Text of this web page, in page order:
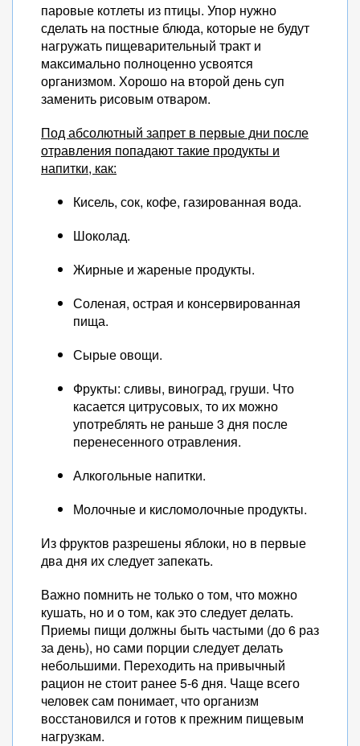
паровые котлеты из птицы. Упор нужно
сделать на постные блюда, которые не будут
нагружать пищеварительный тракт и
максимально полноценно усвоятся
организмом. Хорошо на второй день суп
заменить рисовым отваром.
Под абсолютный запрет в первые дни после
отравления попадают такие продукты и
напитки, как:
Кисель, сок, кофе, газированная вода.
Шоколад.
Жирные и жареные продукты.
Соленая, острая и консервированная
пища.
Сырые овощи.
Фрукты: сливы, виноград, груши. Что
касается цитрусовых, то их можно
употреблять не раньше 3 дня после
перенесенного отравления.
Алкогольные напитки.
Молочные и кисломолочные продукты.
Из фруктов разрешены яблоки, но в первые
два дня их следует запекать.
Важно помнить не только о том, что можно
кушать, но и о том, как это следует делать.
Приемы пищи должны быть частыми (до 6 раз
за день), но сами порции следует делать
небольшими. Переходить на привычный
рацион не стоит ранее 5-6 дня. Чаще всего
человек сам понимает, что организм
восстановился и готов к прежним пищевым
нагрузкам.